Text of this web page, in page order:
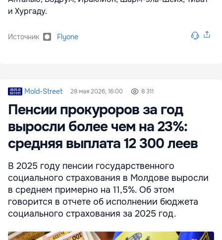
и Хургаду.
Источник Flyone
Mold-Street 28 мая 2026, 16:00 8 311
Пенсии прокуроров за год
выросли более чем на 23%:
средняя выплата 12 300 леев
В 2025 году пенсии государственного
социального страхования в Молдове выросли
в среднем примерно на 11,5%. Об этом
говорится в отчете об исполнении бюджета
социального страхования за 2025 год.